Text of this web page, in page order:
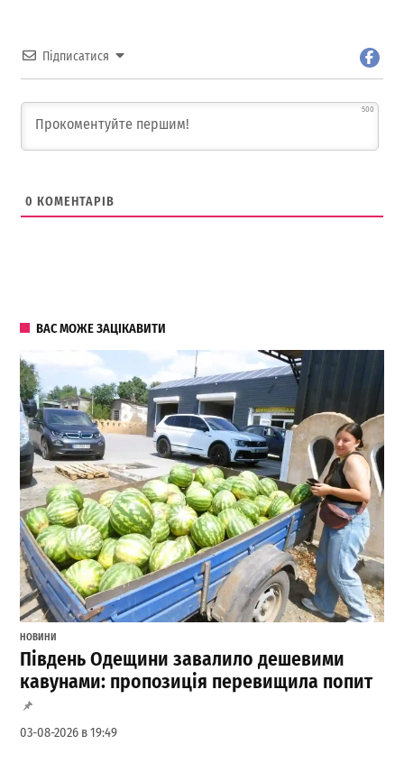
Підписатися
500
0 КОМЕНТАРІВ
ВАС МОЖЕ ЗАЦІКАВИТИ
НОВИНИ
Південь Одещини завалило дешевими
кавунами: пропозиція перевищила попит
03-08-2026 в 19:49